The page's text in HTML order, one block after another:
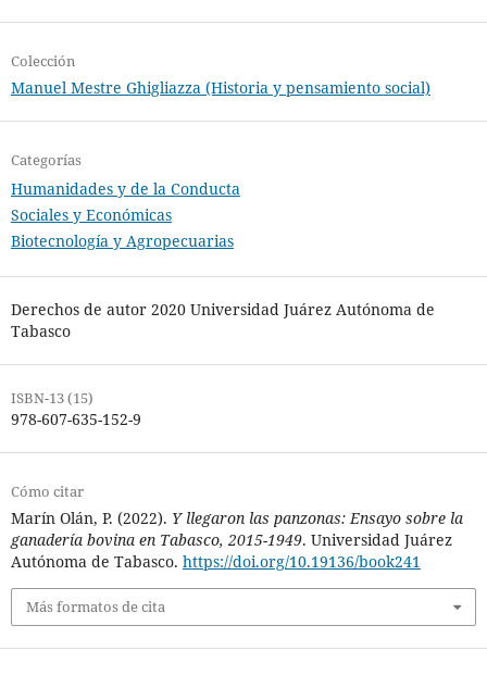
Colección
Manuel Mestre Ghigliazza (Historia y pensamiento social)
Categorías
Humanidades y de la Conducta
Sociales y Económicas
Biotecnología y Agropecuarias
Derechos de autor 2020 Universidad Juárez Autónoma de
Tabasco
ISBN-13 (15)
978-607-635-152-9
Cómo citar
Marín Olán, P. (2022). Y llegaron las panzonas: Ensayo sobre la
ganadería bovina en Tabasco, 2015-1949. Universidad Juárez
Autónoma de Tabasco. https://doi.org/10.19136/book241
Más formatos de cita